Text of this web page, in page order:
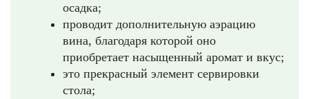
осадка;
проводит дополнительную аэрацию
вина, благодаря которой оно
приобретает насыщенный аромат и вкус;
это прекрасный элемент сервировки
стола;